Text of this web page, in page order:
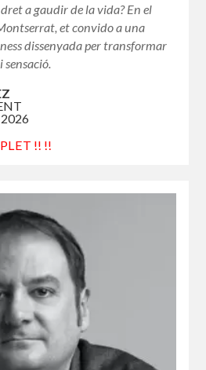
a gaudir de la vida? En el
et convido a una
dissenyada per transformar
!! !!